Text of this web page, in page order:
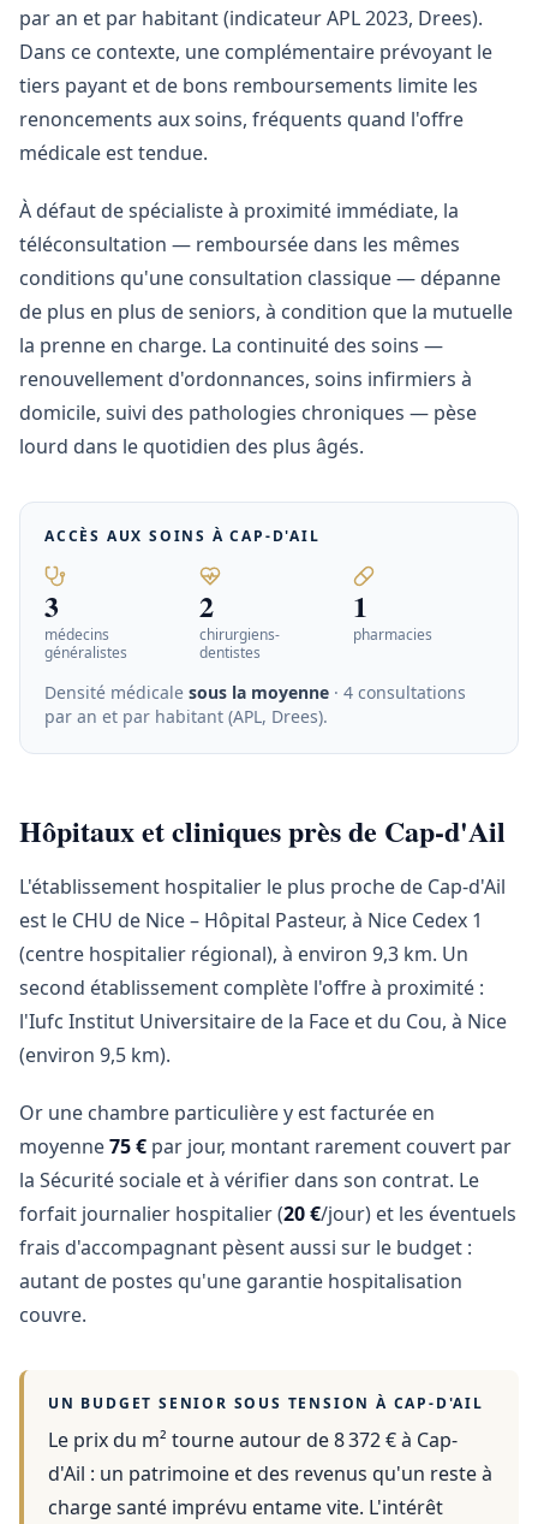
par an et par habitant (indicateur APL 2023, Drees).
Dans ce contexte, une complémentaire prévoyant le
tiers payant et de bons remboursements limite les
renoncements aux soins, fréquents quand l'offre
médicale est tendue.
À défaut de spécialiste à proximité immédiate, la
téléconsultation — remboursée dans les mêmes
conditions qu'une consultation classique — dépanne
de plus en plus de seniors, à condition que la mutuelle
la prenne en charge. La continuité des soins —
renouvellement d'ordonnances, soins infirmiers à
domicile, suivi des pathologies chroniques — pèse
lourd dans le quotidien des plus âgés.
ACCÈS AUX SOINS ÀCAP-D'AIL
3
médecins
généralistes
2
chirurgiens-
dentistes
1
pharmacies
Densité médicale sous la moyenne · 4 consultations
par an et par habitant (APL, Drees).
Hôpitaux et cliniques près de Cap-d'Ail
L'établissement hospitalier le plus proche de Cap-d'Ail
est le CHU de Nice – Hôpital Pasteur, à Nice Cedex 1
(centre hospitalier régional), à environ 9,3 km. Un
second établissement complète l'offre à proximité :
l'Iufc Institut Universitaire de la Face et du Cou, à Nice
(environ 9,5 km).
Or une chambre particulière y est facturée en
moyenne75 € par jour, montant rarement couvert par
la Sécurité sociale et à vérifier dans son contrat. Le
forfait journalier hospitalier (20 €/jour) et les éventuels
frais d'accompagnant pèsent aussi sur le budget :
autant de postes qu'une garantie hospitalisation
couvre.
UN BUDGET SENIOR SOUS TENSION À CAP-D'AIL
Le prix du m² tourne autour de 8 372 €à Cap-
d'Ail : un patrimoine et des revenus qu'un reste à
charge santé imprévu entame vite. L'intérêt